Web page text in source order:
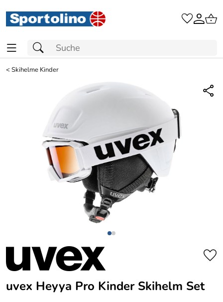
<Skihelme Kinder
uvex Heyya Pro Kinder Skihelm Set